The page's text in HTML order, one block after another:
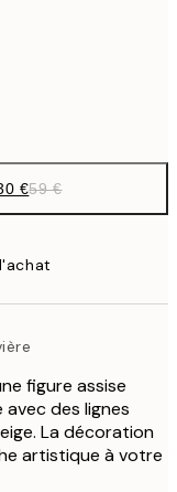
€59 €
figure assise
des lignes
La décoration
artistique à votre